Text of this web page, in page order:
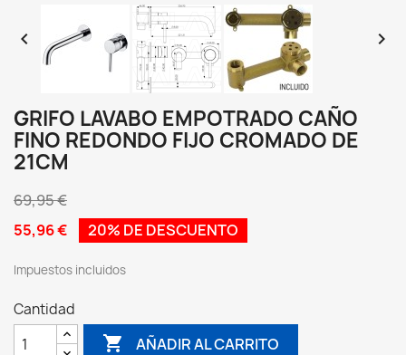
 
GRIFO LAVABO EMPOTRADO CAÑO
FINO REDONDO FIJO CROMADO DE
21CM
69,95 €
55,96 €
20% DE DESCUENTO
Impuestos incluidos
Cantidad
 AÑADIR AL CARRITO